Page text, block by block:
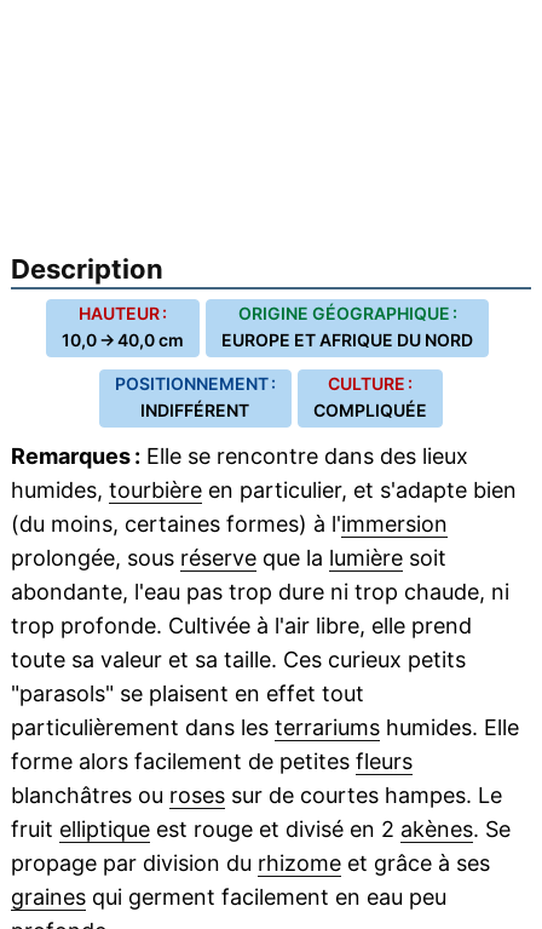
Description
HAUTEUR :
10,0 → 40,0 cm
ORIGINE GÉOGRAPHIQUE :
EUROPE ET AFRIQUE DU NORD
POSITIONNEMENT :
INDIFFÉRENT
CULTURE :
COMPLIQUÉE
Remarques : Elle se rencontre dans des lieux
humides, tourbièreen particulier, et s'adapte bien
(du moins, certaines formes) à l'immersion
prolongée, sous réserveque la lumièresoit
abondante, l'eau pas trop dure ni trop chaude, ni
trop profonde. Cultivée à l'air libre, elle prend
toute sa valeur et sa taille. Ces curieux petits
"parasols" se plaisent en effet tout
particulièrement dans les terrariumshumides. Elle
forme alors facilement de petites fleurs
blanchâtres ou rosessur de courtes hampes. Le
fruit elliptiqueest rouge et divisé en 2 akènes. Se
propage par division du rhizomeet grâce à ses
grainesqui germent facilement en eau peu